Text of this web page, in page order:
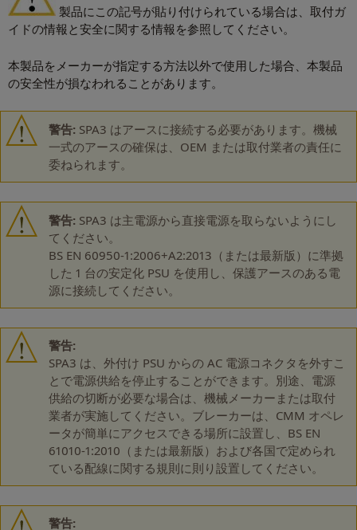
製品にこの記号が貼り付けられている場合は、取付ガ
イドの情報と安全に関する情報を参照してください。
本製品をメーカーが指定する方法以外で使用した場合、本製品
の安全性が損なわれることがあります。
警告: SPA3 はアースに接続する必要があります。機械
一式のアースの確保は、OEM または取付業者の責任に
委ねられます。
警告: SPA3 は主電源から直接電源を取らないようにし
てください。
BS EN 60950-1:2006+A2:2013（または最新版）に準拠
した 1 台の安定化 PSU を使用し、保護アースのある電
源に接続してください。
警告:
SPA3 は、外付け PSU からの AC 電源コネクタを外すこ
とで電源供給を停止することができます。別途、電源
供給の切断が必要な場合は、機械メーカーまたは取付
業者が実施してください。ブレーカーは、CMM オペレ
ータが簡単にアクセスできる場所に設置し、BS EN
61010-1:2010（または最新版）および各国で定められ
ている配線に関する規則に則り設置してください。
警告: